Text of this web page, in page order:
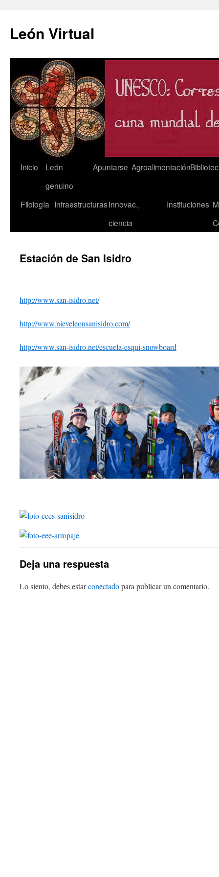
León Virtual
Saltar
contenido
Inicio
León
genuino
Apuntarse Agroalimentación
Filología InfraestructurasInnovac.,
ciencia
Instituciones
Estación de San Isidro
http://www.san-isidro.net/
http://www.nieveleonsanisidro.com/
http://www.san-isidro.net/escuela-esqui-snowboard
Deja una respuesta
Lo siento, debes estarconectadopara publicar un comentario.